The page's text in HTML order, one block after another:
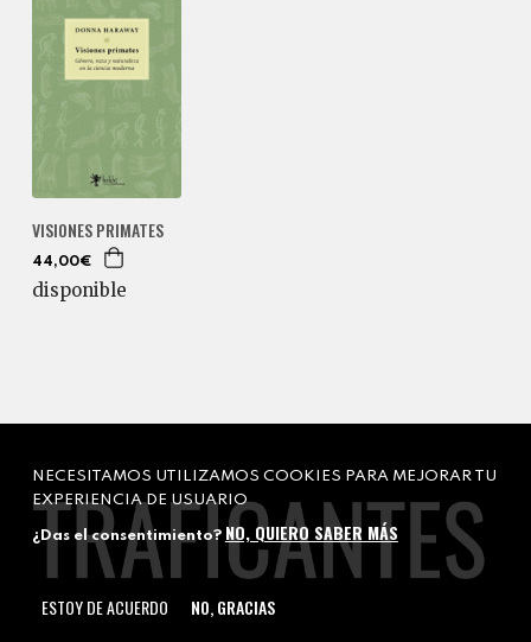
VISIONES PRIMATES
44,00€
disponible
NECESITAMOS UTILIZAMOS COOKIES PARA MEJORAR TU
EXPERIENCIA DE USUARIO
¿Das el consentimiento? NO, QUIERO SABER MÁS
ESTOY DE ACUERDO NO, GRACIAS